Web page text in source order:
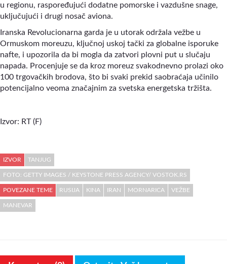
u regionu, raspoređujući dodatne pomorske i vazdušne snage,
uključujući i drugi nosač aviona.
Iranska Revolucionarna garda je u utorak održala vežbe u
Ormuskom moreuzu, ključnoj uskoj tački za globalne isporuke
nafte, i upozorila da bi mogla da zatvori plovni put u slučaju
napada. Procenjuje se da kroz moreuz svakodnevno prolazi oko
100 trgovačkih brodova, što bi svaki prekid saobraćaja učinilo
potencijalno veoma značajnim za svetska energetska tržišta.
Izvor: RT (F)
IZVOR TANJUG
FOTO: GETTY IMAGES / KEYSTONE PRESS AGENCY/ VOSTOK.RS
POVEZANE TEME RUSIJA KINA IRAN MORNARICA VEŽBE
MANEVAR